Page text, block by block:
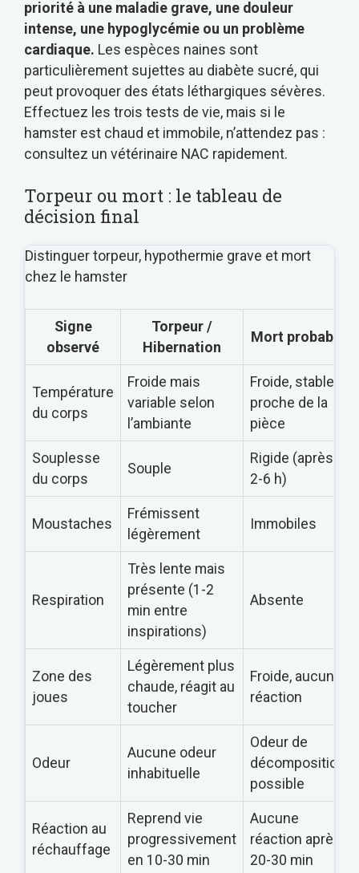
priorité à une maladie grave, une douleur
intense, une hypoglycémie ou un problème
cardiaque. Les espèces naines sont
particulièrement sujettes au diabète sucré, qui
peut provoquer des états léthargiques sévères.
Effectuez les trois tests de vie, mais si le
hamster est chaud et immobile, n’attendez pas :
consultez un vétérinaire NAC rapidement.
Torpeur ou mort : le tableau de
décision final
Distinguer torpeur, hypothermie grave et mort
chez le hamster
Signe
observé
Torpeur /
Hibernation
Mort probable
Température
du corps
Froide mais
variable selon
l’ambiante
Froide, stable,
proche de la
pièce
Souplesse
du corps
Souple
Rigide (après
2-6 h)
Moustaches
Frémissent
légèrement
Immobiles
Respiration
Très lente mais
présente (1-2
min entre
inspirations)
Absente
Zone des
joues
Légèrement plus
chaude, réagit au
toucher
Froide, aucune
réaction
Odeur
Aucune odeur
inhabituelle
Odeur de
décomposition
possible
Réaction au
réchauffage
Reprend vie
progressivement
en 10-30 min
Aucune
réaction après
20-30 min